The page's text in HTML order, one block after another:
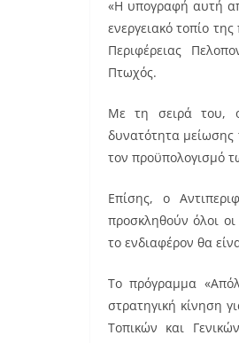
«Η υπογραφή αυτή
ενεργειακό τοπίο
Περιφέρειας
Πτωχός.
Με τη σειρά του,
δυνατότητα μείωσης
τον προϋπολογισμό
Επίσης, ο
προσκληθούν όλοι
το ενδιαφέρον θα
Το πρόγραμμα
στρατηγική κίνηση
Τοπικών και